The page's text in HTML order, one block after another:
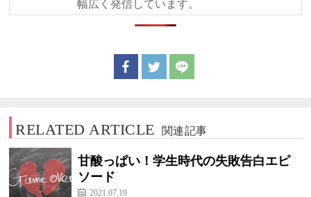
幅広く発信しています。
RELATED ARTICLE 関連記事
甘酸っぱい！学生時代の失敗告白エピ
ソード
2021.07.19